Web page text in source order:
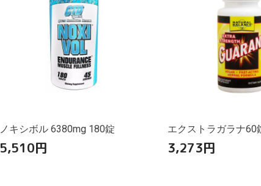
ノキシボル 6380mg 180錠
5,510円
エクストラガラナ60
3,273円